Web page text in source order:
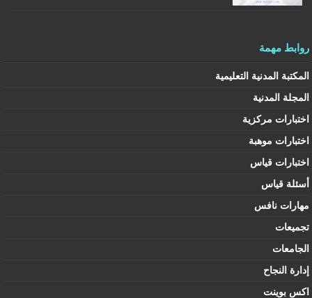
روابط مهمة
المكتبة المدنية التعليمية
المجلة المدنية
اختبارات مركزية
اختبارات موهبة
اختبارات قياس
أسئلة قياس
مهارات نافس
تجميعات
الجامعات
إدارة النجاح
اكس بوينت